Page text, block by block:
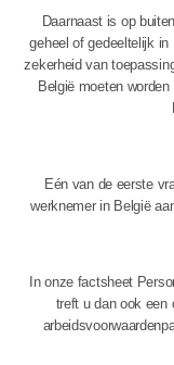
Daarnaast is op
geheel of gedeeltelijk
zekerheid van
België moeten
Eén van de eerste
werknemer in België
In onze factsheet
treft u dan ook een